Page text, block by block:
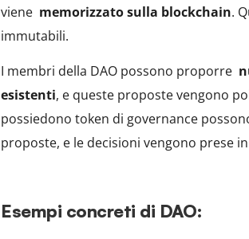
viene memorizzato sulla blockchain.
immutabili.
I membri della DAO possono proporre
esistenti, e queste proposte vengono
possiedono token di governance
proposte, e le decisioni vengono prese
Esempi concreti di DAO: